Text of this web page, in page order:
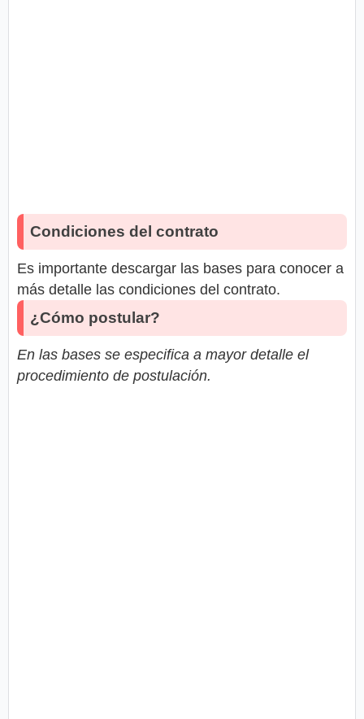
Condiciones del contrato
Es importante descargar las bases para conocer a
más detalle las condiciones del contrato.
¿Cómo postular?
En las bases se especifica a mayor detalle el
procedimiento de postulación.